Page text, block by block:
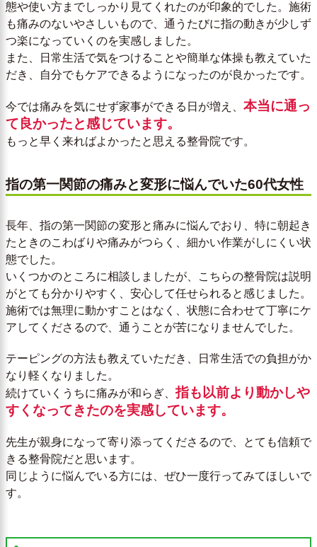
態や使い方までしっかり見てくれたのが印象的でした。施術
も痛みのないやさしいもので、通うたびに指の動きが少しず
つ楽になっていくのを実感しました。
また、日常生活で気をつけることや簡単な体操も教えていた
だき、自分でもケアできるようになったのが良かったです。
今では痛みを気にせず家事ができる日が増え、 本当に通っ
て良かったと感じています。
もっと早く来ればよかったと思える整骨院です。
指の第一関節の痛みと変形に悩んでいた60代女性
長年、指の第一関節の変形と痛みに悩んでおり、特に朝起き
たときのこわばりや痛みがつらく、細かい作業がしにくい状
態でした。
いくつかのところに相談しましたが、こちらの整骨院は説明
がとても分かりやすく、安心して任せられると感じました。
施術では無理に動かすことはなく、状態に合わせて丁寧にケ
アしてくださるので、通うことが苦になりませんでした。
テーピングの方法も教えていただき、日常生活での負担がか
なり軽くなりました。
続けていくうちに痛みが和らぎ、指も以前より動かしや
すくなってきたのを実感しています。
先生が親身になって寄り添ってくださるので、とても信頼で
きる整骨院だと思います。
同じように悩んでいる方には、ぜひ一度行ってみてほしいで
す。